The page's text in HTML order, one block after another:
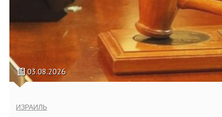
03.08.2026
ИЗРАИЛЬ